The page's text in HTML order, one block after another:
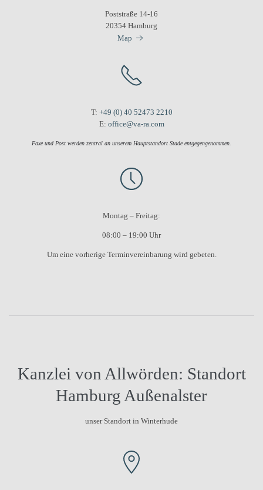
Poststraße 14-16
20354 Hamburg
Map
T: +49 (0) 40 52473 2210
E: office@va-ra.com
Faxe und Post werden zentral an unserem Hauptstandort Stade entgegengenommen.
Montag – Freitag:
08:00 – 19:00 Uhr
Um eine vorherige Terminvereinbarung wird gebeten.
Kanzlei von Allwörden: Standort
Hamburg Außenalster
unser Standort in Winterhude